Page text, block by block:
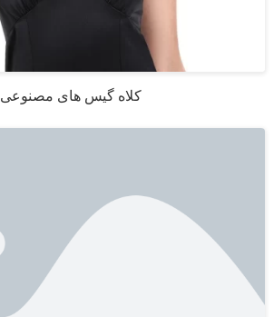
کلاه گیس های مصنوعی